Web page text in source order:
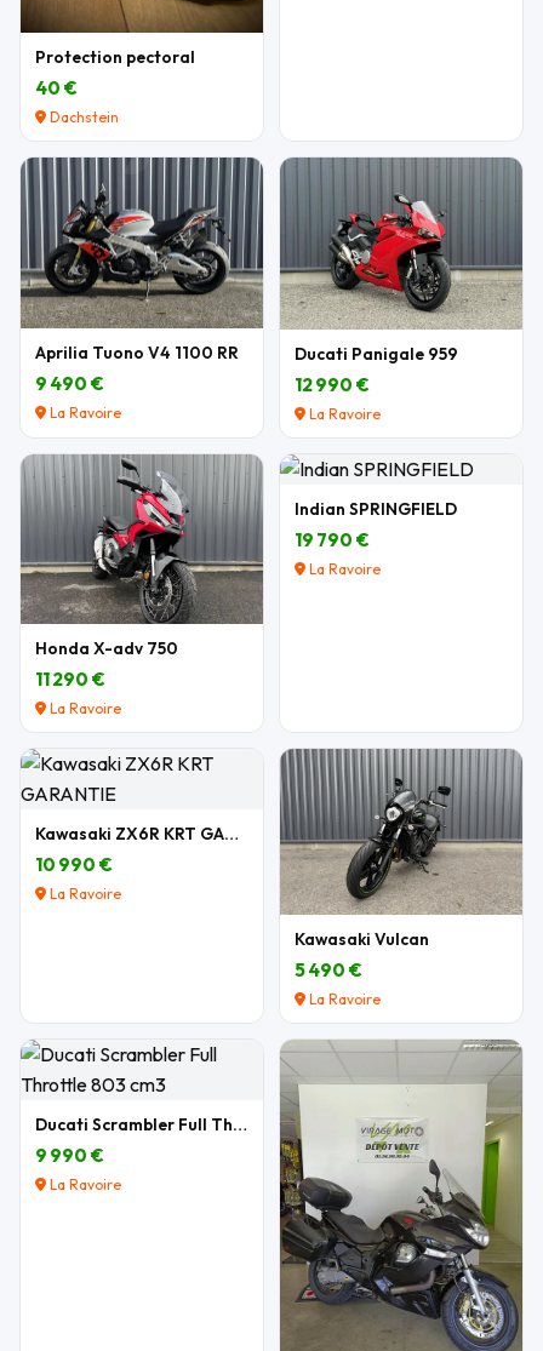
Protection pectoral
40 €
Dachstein
Aprilia Tuono V4 1100 RR
9 490 €
La Ravoire
Ducati Panigale 959
12 990 €
La Ravoire
Honda X-adv 750
11 290 €
La Ravoire
Indian SPRINGFIELD
19 790 €
La Ravoire
Kawasaki ZX6R KRT GARANTIE
10 990 €
La Ravoire
Kawasaki Vulcan
5 490 €
La Ravoire
Ducati Scrambler Full Throttle 803 cm3
9 990 €
La Ravoire